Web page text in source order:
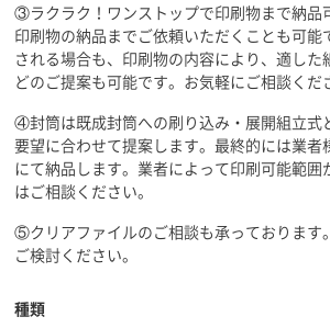
③ラクラク！ワンストップで印刷物まで納品
印刷物の納品までご依頼いただくことも可能
される場合も、印刷物の内容により、適した
どのご提案も可能です。お気軽にご相談くだ
④封筒は既成封筒への刷り込み・展開組立式
要望に合わせて提案します。最終的には業者
にて納品します。業者によって印刷可能範囲
はご相談ください。
⑤クリアファイルのご相談も承っております
ご検討ください。
種類